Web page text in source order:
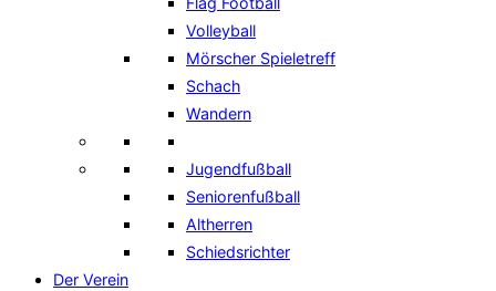
Volleyball
Mörscher Spieletreff
Schach
Wandern
Jugendfußball
Seniorenfußball
Altherren
Schiedsrichter
Der Verein